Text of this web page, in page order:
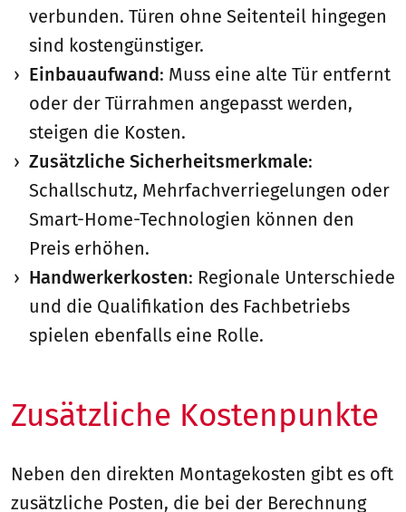
verbunden. Türen ohne Seitenteil hingegen
sind kostengünstiger.
Einbauaufwand: Muss eine alte Tür entfernt
oder der Türrahmen angepasst werden,
steigen die Kosten.
Zusätzliche Sicherheitsmerkmale:
Schallschutz, Mehrfachverriegelungen oder
Smart-Home-Technologien können den
Preis erhöhen.
Handwerkerkosten: Regionale Unterschiede
und die Qualifikation des Fachbetriebs
spielen ebenfalls eine Rolle.
Zusätzliche Kostenpunkte
Neben den direkten Montagekosten gibt es oft
zusätzliche Posten, die bei der Berechnung